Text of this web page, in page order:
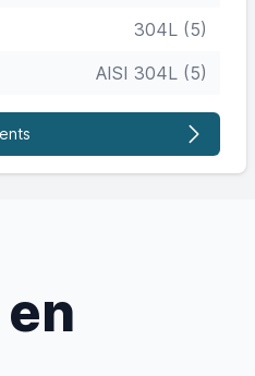
304L (5)
AISI 304L (5)